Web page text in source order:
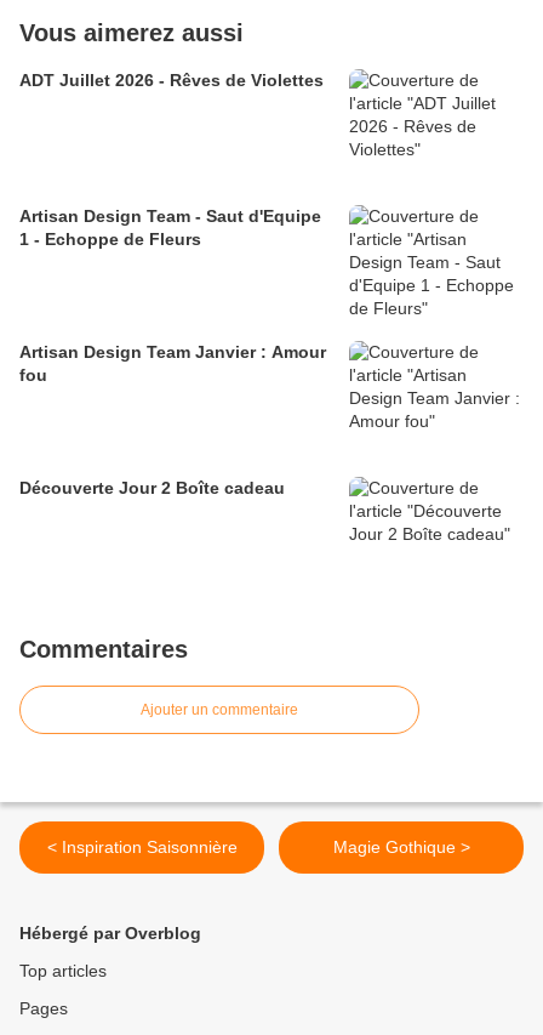
Vous aimerez aussi
ADT Juillet 2026 - Rêves de Violettes
Artisan Design Team - Saut d'Equipe
1 - Echoppe de Fleurs
Artisan Design Team Janvier : Amour
fou
Découverte Jour 2 Boîte cadeau
Commentaires
Ajouter un commentaire
< Inspiration Saisonnière Magie Gothique >
Hébergé par Overblog
Top articles
Pages